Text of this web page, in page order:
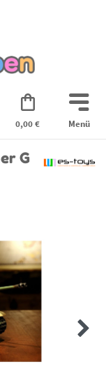
0,00 € Menü
G